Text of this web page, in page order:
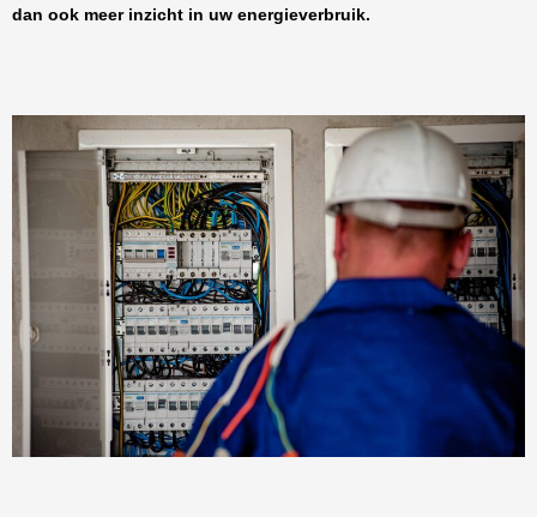
dan ook meer inzicht in uw energieverbruik.